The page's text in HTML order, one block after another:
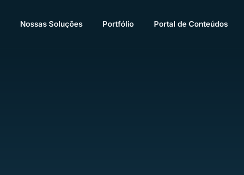
Nossas Soluções Portfólio Portal de Conteúdos